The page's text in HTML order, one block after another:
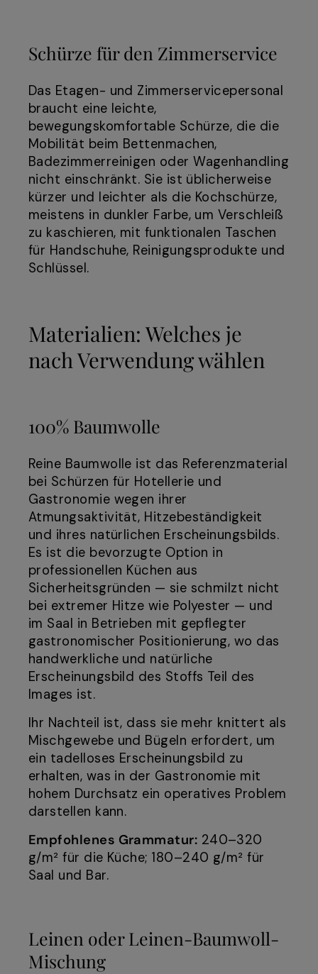
Schürze für den Zimmerservice
Das Etagen- und Zimmerservicepersonal
braucht eine leichte,
bewegungskomfortable Schürze, die die
Mobilität beim Bettenmachen,
Badezimmerreinigen oder Wagenhandling
nicht einschränkt. Sie ist üblicherweise
kürzer und leichter als die Kochschürze,
meistens in dunkler Farbe, um Verschleiß
zu kaschieren, mit funktionalen Taschen
für Handschuhe, Reinigungsprodukte und
Schlüssel.
Materialien: Welches je
nach Verwendung wählen
100% Baumwolle
Reine Baumwolle ist das Referenzmaterial
bei Schürzen für Hotellerie und
Gastronomie wegen ihrer
Atmungsaktivität, Hitzebeständigkeit
und ihres natürlichen Erscheinungsbilds.
Es ist die bevorzugte Option in
professionellen Küchen aus
Sicherheitsgründen — sie schmilzt nicht
bei extremer Hitze wie Polyester — und
im Saal in Betrieben mit gepflegter
gastronomischer Positionierung, wo das
handwerkliche und natürliche
Erscheinungsbild des Stoffs Teil des
Images ist.
Ihr Nachteil ist, dass sie mehr knittert als
Mischgewebe und Bügeln erfordert, um
ein tadelloses Erscheinungsbild zu
erhalten, was in der Gastronomie mit
hohem Durchsatz ein operatives Problem
darstellen kann.
Empfohlenes Grammatur: 240–320
g/m² für die Küche; 180–240 g/m² für
Saal und Bar.
Leinen oder Leinen-Baumwoll-
Mischung